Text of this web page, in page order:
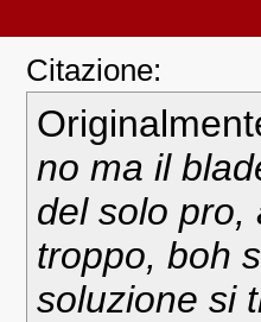
Citazione:
no ma il
del solo pro,
troppo, boh
soluzione si